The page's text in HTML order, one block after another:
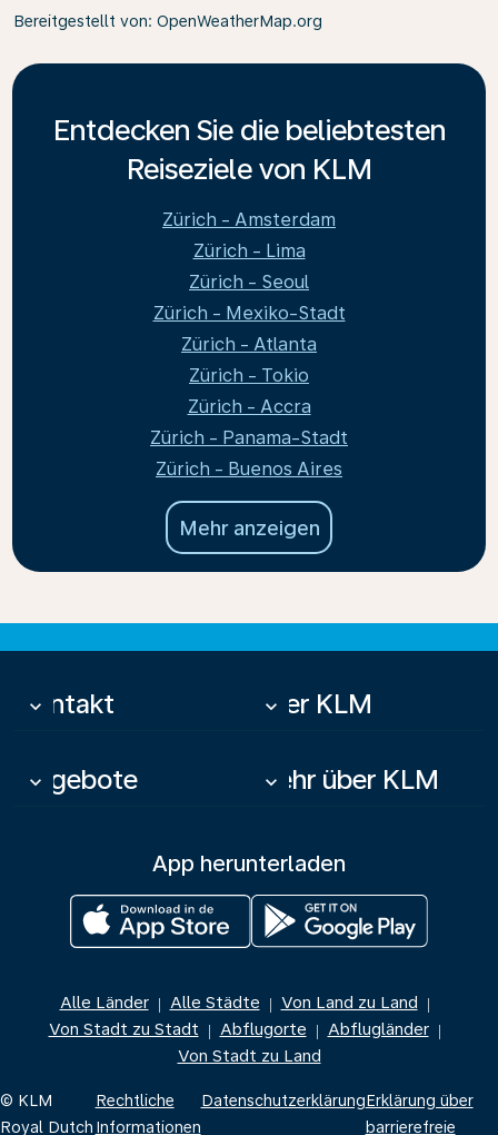
Bereitgestellt von: OpenWeatherMap.org
Entdecken Sie die beliebtesten
Reiseziele von KLM
Zürich - Amsterdam
Zürich - Lima
Zürich - Seoul
Zürich - Mexiko-Stadt
Zürich - Atlanta
Zürich - Tokio
Zürich - Accra
Zürich - Panama-Stadt
Zürich - Buenos Aires
Mehr anzeigen
Kontakt
keyboard_arrow_down Über KLM
keyboard_arrow_down
Angebote
keyboard_arrow_down Mehr über KLM
keyboard_arrow_down
App herunterladen
Alle Länder | Alle Städte | Von Land zu Land |
Von Stadt zu Stadt | Abflugorte | Abflugländer |
Von Stadt zu Land
© KLM
Royal Dutch
Rechtliche
Informationen
DatenschutzerklärungErklärung über
barrierefreie